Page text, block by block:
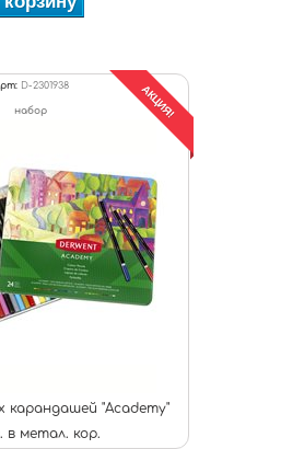
D-2301938
набор
карандашей "Academy"
в метал. кор.
АКЦИЯ!